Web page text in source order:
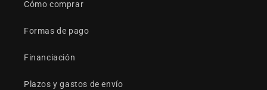
Cómo comprar
Formas de pago
Financiación
Plazos y gastos de envío